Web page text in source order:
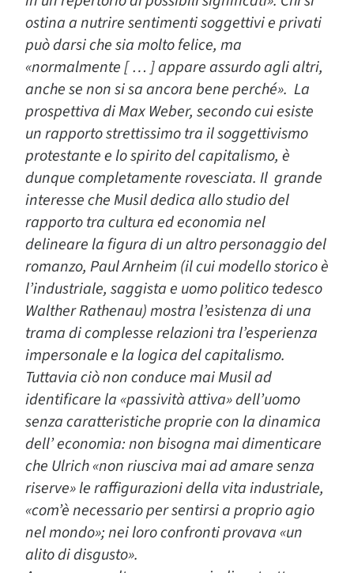
ostina a nutrire sentimenti soggettivi e privati
può darsi che sia molto felice, ma
«normalmente [ … ] appare assurdo agli altri,
anche se non si sa ancora bene perché». La
prospettiva di Max Weber, secondo cui esiste
un rapporto strettissimo tra il soggettivismo
protestante e lo spirito del capitalismo, è
dunque completamente rovesciata. Il grande
interesse che Musil dedica allo studio del
rapporto tra cultura ed economia nel
delineare la figura di un altro personaggio del
romanzo, Paul Arnheim (il cui modello storico è
l’industriale, saggista e uomo politico tedesco
Walther Rathenau) mostra l’esistenza di una
trama di complesse relazioni tra l’esperienza
impersonale e la logica del capitalismo.
Tuttavia ciò non conduce mai Musil ad
identificare la «passività attiva» dell’uomo
senza caratteristiche proprie con la dinamica
dell’ economia: non bisogna mai dimenticare
che Ulrich «non riusciva mai ad amare senza
riserve» le raffigurazioni della vita industriale,
«com’è necessario per sentirsi a proprio agio
nel mondo»; nei loro confronti provava «un
alito di disgusto».